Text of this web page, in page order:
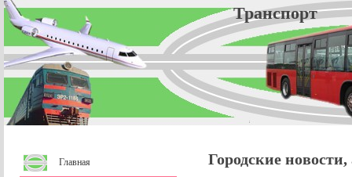
Главная
Городские